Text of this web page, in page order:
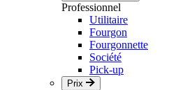
Professionnel
Utilitaire
Fourgon
Fourgonnette
Société
Pick-up
Prix